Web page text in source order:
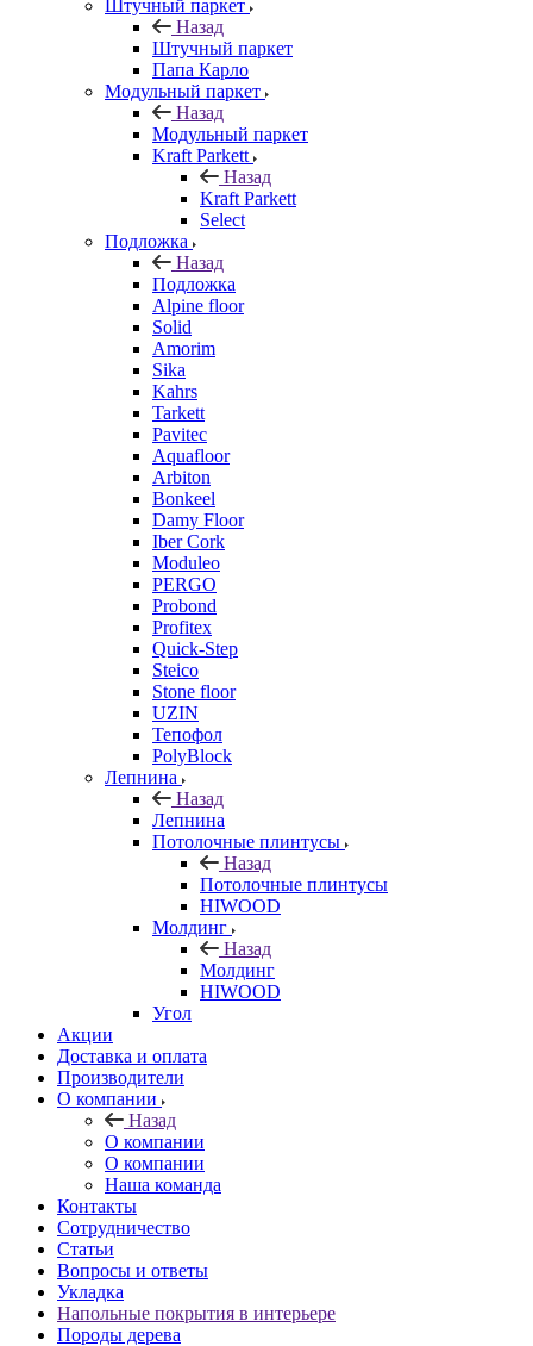
Штучный паркет
Назад
Штучный паркет
Папа Карло
Модульный паркет
Назад
Модульный паркет
Kraft Parkett
Назад
Kraft Parkett
Select
Подложка
Назад
Подложка
Alpine floor
Solid
Amorim
Sika
Kahrs
Tarkett
Pavitec
Aquafloor
Arbiton
Bonkeel
Damy Floor
Iber Cork
Moduleo
PERGO
Probond
Profitex
Quick-Step
Steico
Stone floor
UZIN
Тепофол
PolyBlock
Лепнина
Назад
Лепнина
Потолочные плинтусы
Назад
Потолочные плинтусы
HIWOOD
Молдинг
Назад
Молдинг
HIWOOD
Угол
Акции
Доставка и оплата
Производители
О компании
Назад
О компании
О компании
Наша команда
Контакты
Сотрудничество
Статьи
Вопросы и ответы
Укладка
Напольные покрытия в интерьере
Породы дерева